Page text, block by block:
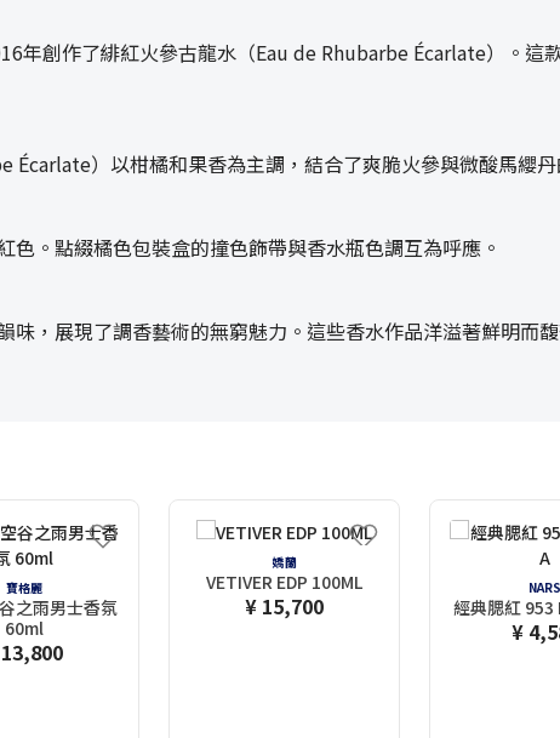
年創作了緋紅火參古龍水（Eau de Rhubarbe Écarlate）。
Écarlate）以柑橘和果香為主調，結合了爽脆火參與微酸馬纓
色。點綴橘色包裝盒的撞色飾帶與香水瓶色調互為呼應。
味，展現了調香藝術的無窮魅力。這些香水作品洋溢著鮮明而
寶格麗
之雨男士香氛
60ml
嬌蘭
VETIVER EDP 100ML
¥ 15,700
NARS
經典腮紅 953
¥